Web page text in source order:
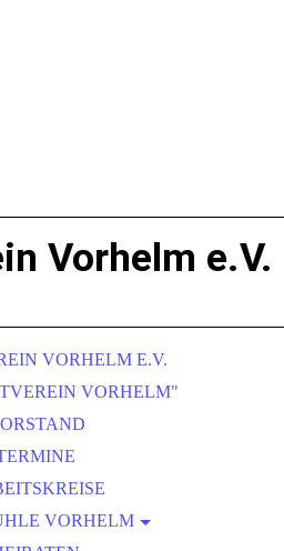
Vorhelm e.V.
VORHELM E.V.
VORHELM"
VORHELM